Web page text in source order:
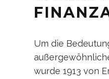
Um die
wurde 1913 von